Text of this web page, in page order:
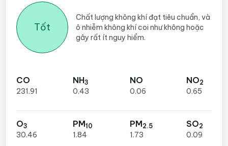
Tốt
Chất lượng không khí đạt tiêu chuẩn, và
ô nhiễm không khí coi như không hoặc
gây rất ít nguy hiểm.
CO
231.91
NH3
0.43
NO
0.06
NO2
0.65
O3
30.46
PM10
1.84
PM2.5
1.73
SO2
0.09